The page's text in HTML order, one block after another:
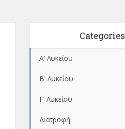
Categories
Α' Λυκείου
Β' Λυκείου
Γ' Λυκείου
Διατροφή